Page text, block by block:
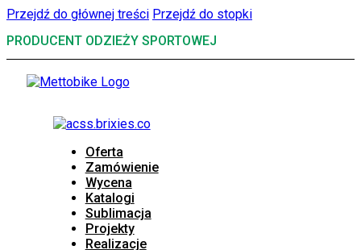
Przejdź do głównej treści Przejdź do stopki
PRODUCENT ODZIEŻY SPORTOWEJ
Oferta
Zamówienie
Wycena
Katalogi
Sublimacja
Projekty
Realizacje